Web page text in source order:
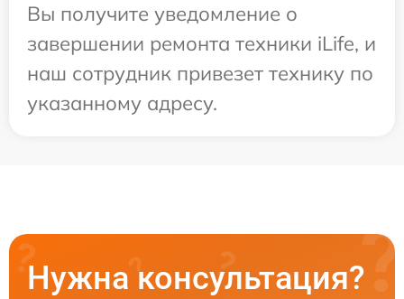
Вы получите уведомление о
завершении ремонта техники iLife, и
наш сотрудник привезет технику по
указанному адресу.
Нужна консультация?